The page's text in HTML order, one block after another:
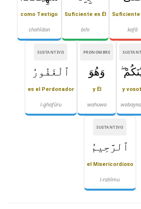
Suficiente
kafā
Suficiente es Él
bihi
como Testigo
shahīdan
y
PRONOMBRE
وَهُوَ
y Él
wahuwa
SUSTANTIVO
ٱلْغَفُورُ
es el Perdonador
l-ghafūru
SUSTANTIVO
ٱلرَّحِيمُ
el Misericordioso
l-raḥīmu